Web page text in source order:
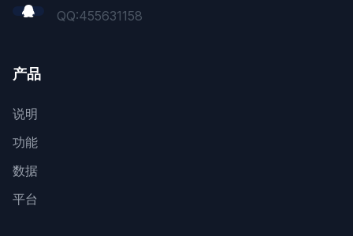
QQ:455631158
产品
说明
功能
数据
平台